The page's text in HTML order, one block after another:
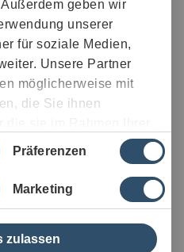
geben wir
unserer
für soziale Medien,
Unsere Partner
möglicherweise mit
die Sie ihnen
haben.
Präferenzen
Marketing
zulassen